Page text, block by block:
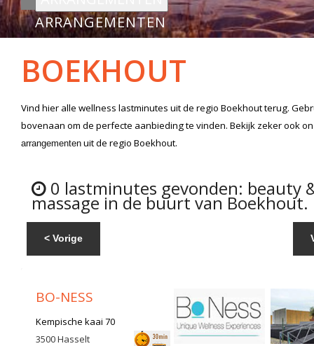
ARRANGEMENTEN
BOEKHOUT
Vind hier alle wellness lastminutes uit de regio Boekhoutterug.
bovenaan om de perfecte aanbieding te vinden. Bekijk zeker ook
arrangementen uit de regio Boekhout.
0 lastminutes gevonden: beauty
massage in de buurt van Boekhout.
< Vorige
BO-NESS
Kempische kaai 70
3500Hasselt